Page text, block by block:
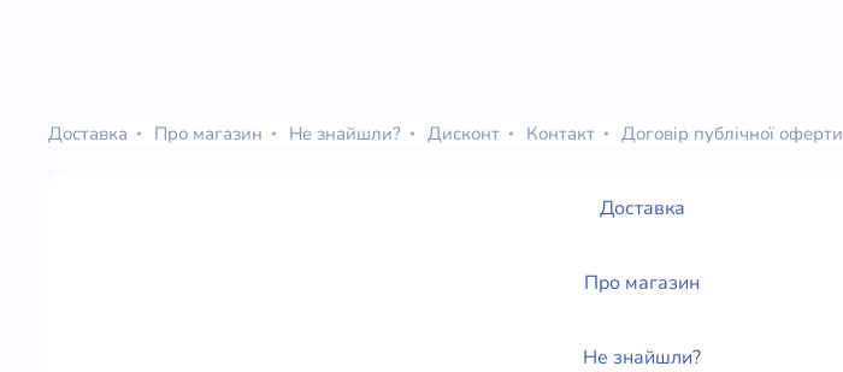
Доставка Про магазин Не знайшли? Дисконт Контакт Договір публічної оферти
Доставка
Про магазин
Не знайшли?